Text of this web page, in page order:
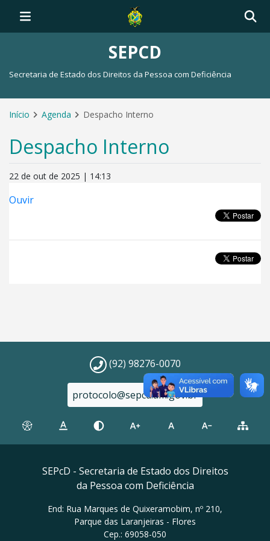
SEPCD
Secretaria de Estado dos Direitos da Pessoa com Deficiência
Início Agenda Despacho Interno
Despacho Interno
22 de out de 2025 | 14:13
Ouvir
(92) 98276-0070
protocolo@sepcd.am.gov.br
SEPcD - Secretaria de Estado dos Direitos
da Pessoa com Deficiência
End: Rua Marques de Quixeramobim, nº 210,
Parque das Laranjeiras - Flores
Cep.: 69058-050